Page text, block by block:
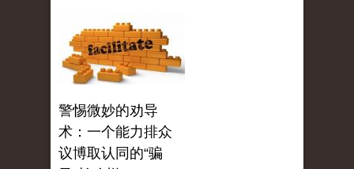
警惕微妙的劝导
术：一个能力排众
议博取认同的“骗